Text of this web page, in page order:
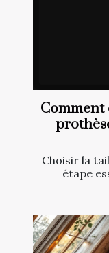
Choisir la
étape